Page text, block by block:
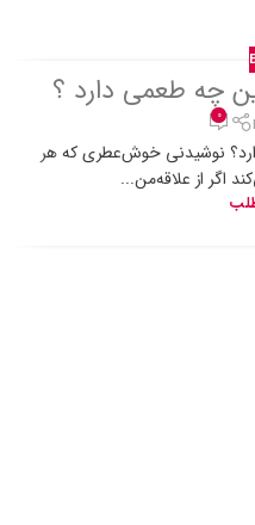
چه طعمی دارد ؟
0
نوشیدنی خوش‌عطری که هر
اگر از علاقه‌من...